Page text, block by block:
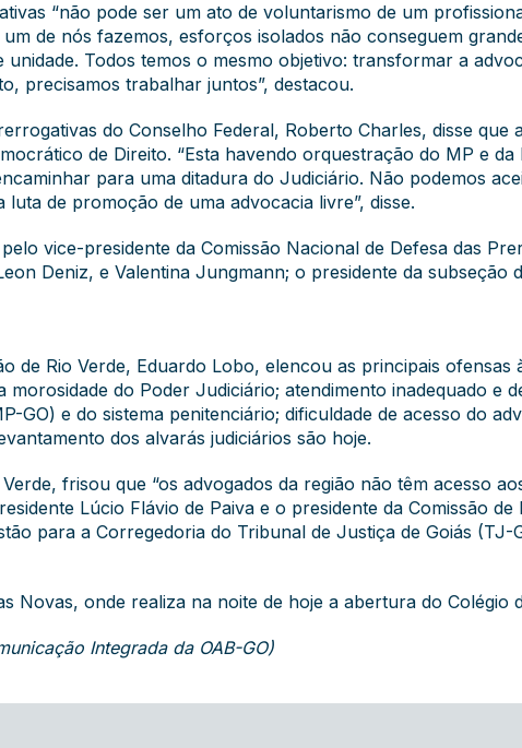
“não pode ser um ato de voluntarismo de um
de nós fazemos, esforços isolados não conseguem
Todos temos o mesmo objetivo: transformar a
precisamos trabalhar juntos”, destacou.
do Conselho Federal, Roberto Charles, disse que
de Direito. “Esta havendo orquestração do MP e
para uma ditadura do Judiciário. Não podemos
de promoção de uma advocacia livre”, disse.
vice-presidente da Comissão Nacional de Defesa das
Deniz, e Valentina Jungmann; o presidente da subseção
de Rio Verde, Eduardo Lobo, elencou as principais
do Poder Judiciário; atendimento inadequado e
GO) e do sistema penitenciário; dificuldade de acesso do
dos alvarás judiciários são hoje.
frisou que “os advogados da região não têm acesso
Lúcio Flávio de Paiva e o presidente da Comissão
para a Corregedoria do Tribunal de Justiça de Goiás (TJ-
Novas, onde realiza na noite de hoje a abertura do Colégio
Integrada da OAB-GO)